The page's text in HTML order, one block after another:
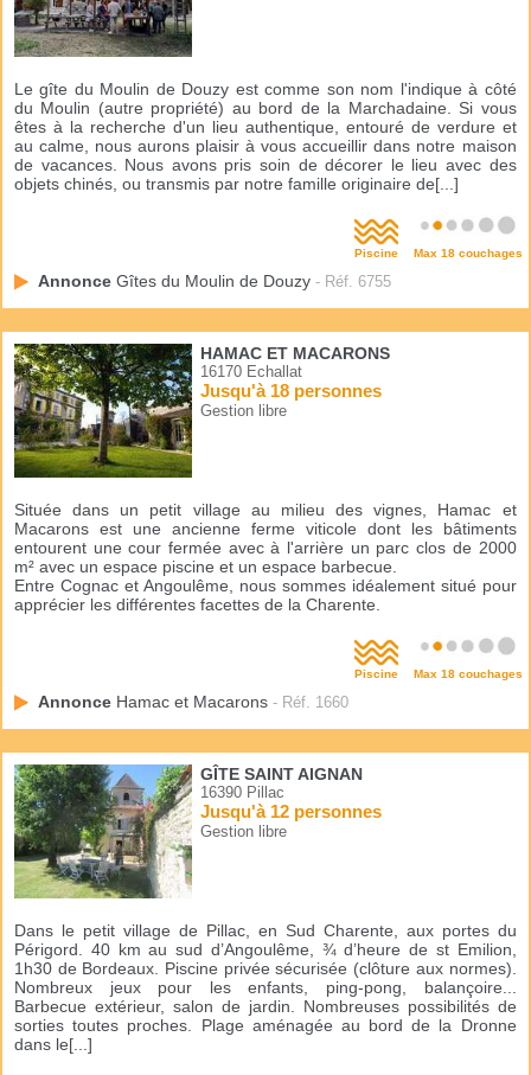
Le gîte du Moulin de Douzy est comme son nom l'indique à côté
du Moulin (autre propriété) au bord de la Marchadaine. Si vous
êtes à la recherche d'un lieu authentique, entouré de verdure et
au calme, nous aurons plaisir à vous accueillir dans notre maison
de vacances. Nous avons pris soin de décorer le lieu avec des
objets chinés, ou transmis par notre famille originaire de[...]
Piscine Max 18 couchages
Annonce Gîtes du Moulin de Douzy - Réf. 6755
HAMAC ET MACARONS
16170 Echallat
Jusqu'à 18 personnes
Gestion libre
Située dans un petit village au milieu des vignes, Hamac et
Macarons est une ancienne ferme viticole dont les bâtiments
entourent une cour fermée avec à l'arrière un parc clos de 2000
m² avec un espace piscine et un espace barbecue.
Entre Cognac et Angoulême, nous sommes idéalement situé pour
apprécier les différentes facettes de la Charente.
Piscine Max 18 couchages
Annonce Hamac et Macarons - Réf. 1660
GÎTE SAINT AIGNAN
16390 Pillac
Jusqu'à 12 personnes
Gestion libre
Dans le petit village de Pillac, en Sud Charente, aux portes du
Périgord. 40 km au sud d’Angoulême, ¾ d’heure de st Emilion,
1h30 de Bordeaux. Piscine privée sécurisée (clôture aux normes).
Nombreux jeux pour les enfants, ping-pong, balançoire...
Barbecue extérieur, salon de jardin. Nombreuses possibilités de
sorties toutes proches. Plage aménagée au bord de la Dronne
dans le[...]